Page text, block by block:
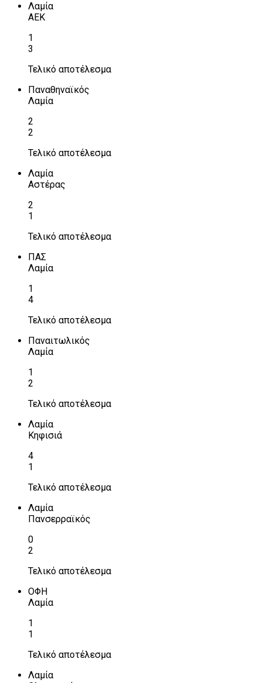
Λαμία
ΑΕΚ
1
3
Τελικό αποτέλεσμα
Παναθηναϊκός
Λαμία
2
2
Τελικό αποτέλεσμα
Λαμία
Αστέρας
2
1
Τελικό αποτέλεσμα
ΠΑΣ
Λαμία
1
4
Τελικό αποτέλεσμα
Παναιτωλικός
Λαμία
1
2
Τελικό αποτέλεσμα
Λαμία
Κηφισιά
4
1
Τελικό αποτέλεσμα
Λαμία
Πανσερραϊκός
0
2
Τελικό αποτέλεσμα
ΟΦΗ
Λαμία
1
1
Τελικό αποτέλεσμα
Λαμία